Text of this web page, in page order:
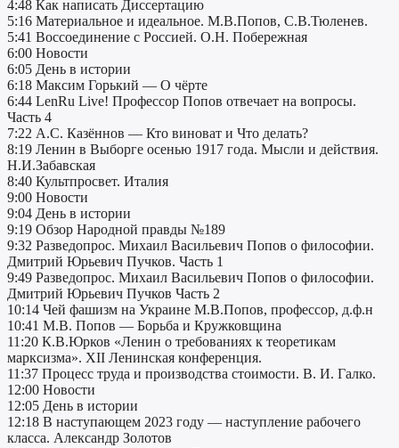
4:48 Как написать Диссертацию
5:16 Материальное и идеальное. М.В.Попов, С.В.Тюленев.
5:41 Воссоединение с Россией. О.Н. Побережная
6:00 Новости
6:05 День в истории
6:18 Максим Горький — О чёрте
6:44 LenRu Live! Профессор Попов отвечает на вопросы.
Часть 4
7:22 А.С. Казённов — Кто виноват и Что делать?
8:19 Ленин в Выборге осенью 1917 года. Мысли и действия.
Н.И.Забавская
8:40 Культпросвет. Италия
9:00 Новости
9:04 День в истории
9:19 Обзор Народной правды №189
9:32 Разведопрос. Михаил Васильевич Попов о философии.
Дмитрий Юрьевич Пучков. Часть 1
9:49 Разведопрос. Михаил Васильевич Попов о философии.
Дмитрий Юрьевич Пучков Часть 2
10:14 Чей фашизм на Украине М.В.Попов, профессор, д.ф.н
10:41 М.В. Попов — Борьба и Кружковщина
11:20 К.В.Юрков «Ленин о требованиях к теоретикам
марксизма». XII Ленинская конференция.
11:37 Процесс труда и производства стоимости. В. И. Галко.
12:00 Новости
12:05 День в истории
12:18 В наступающем 2023 году — наступление рабочего
класса. Александр Золотов